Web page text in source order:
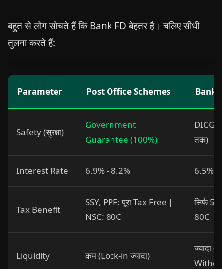
बहुत से लोग सोचते हैं कि Bank FD बेहतर है। चलिए सीधी
तुलना करते हैं:
Parameter Post Office Schemes Bank
Safety (सुरक्षा)
Government
Guarantee (100%)
तक)
Interest Rate 6.9% - 8.2% 6.5% -
Tax Benefit
SSY, PPF: पूरा Tax Free |
NSC: 80C
सिर्फ
80C
Liquidity कम (Lock-in ज्यादा)
ज्यादा